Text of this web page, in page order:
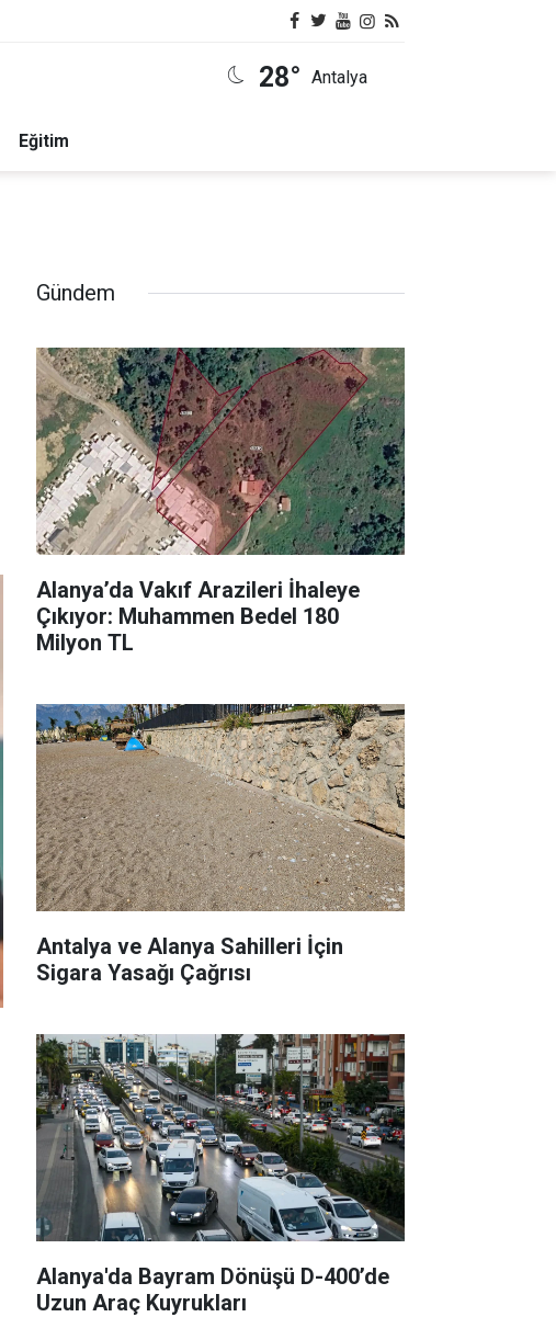
28° Antalya
Eğitim
Gündem
Alanya’da Vakıf Arazileri İhaleye
Çıkıyor: Muhammen Bedel 180
Milyon TL
Antalya ve Alanya Sahilleri İçin
Sigara Yasağı Çağrısı
Alanya'da Bayram Dönüşü D-400’de
Uzun Araç Kuyrukları